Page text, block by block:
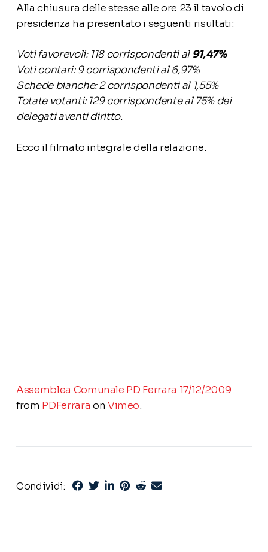
Alla chiusura delle stesse alle ore 23 il tavolo di
presidenza ha presentato i seguenti risultati:
Voti favorevoli: 118 corrispondenti al 91,47%
Voti contari: 9 corrispondenti al 6,97%
Schede bianche: 2 corrispondenti al 1,55%
Totate votanti: 129 corrispondente al 75% dei
delegati aventi diritto.
Ecco il filmato integrale della relazione.
Assemblea Comunale PD Ferrara 17/12/2009
from PDFerrara on Vimeo.
Condividi: